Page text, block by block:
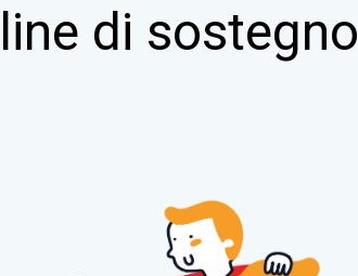
di sostegno